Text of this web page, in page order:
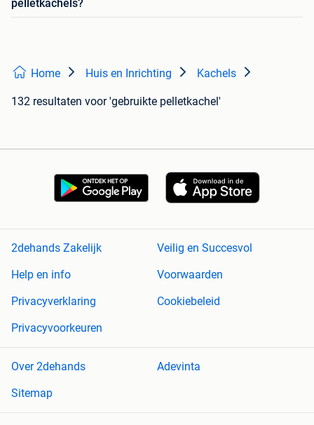
pelletkachels?
Home Huis en Inrichting Kachels
132 resultaten voor 'gebruikte pelletkachel'
2dehands Zakelijk
Veilig en Succesvol
Help en info
Voorwaarden
Privacyverklaring
Cookiebeleid
Privacyvoorkeuren
Over 2dehands
Adevinta
Sitemap